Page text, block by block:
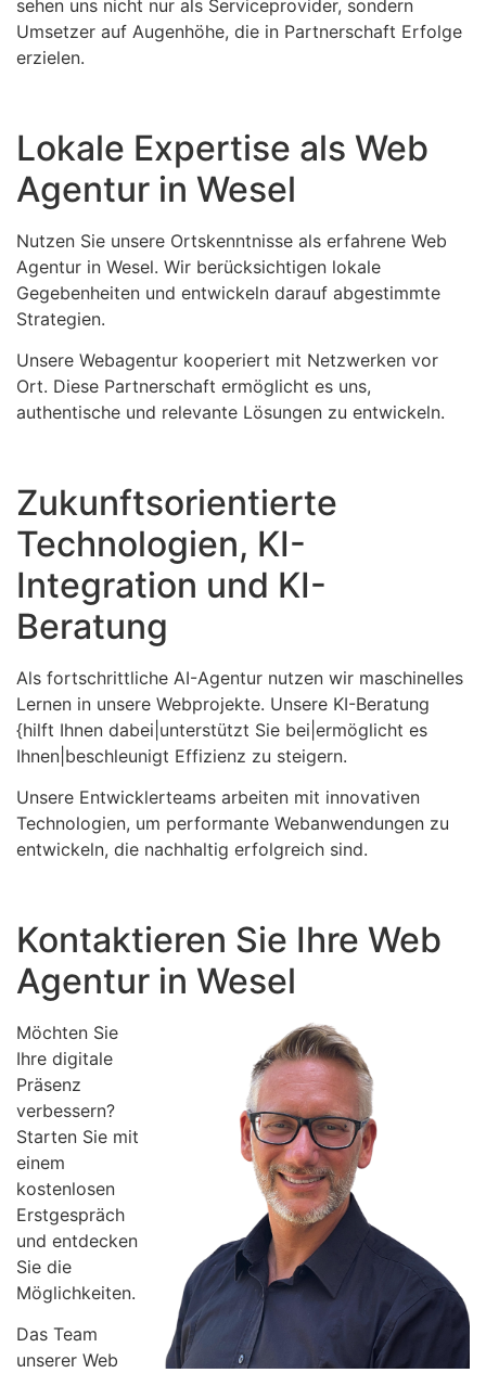
sehen uns nicht nur als Serviceprovider, sondern
Umsetzer auf Augenhöhe, die in Partnerschaft Erfolge
erzielen.
Lokale Expertise als Web
Agentur in Wesel
Nutzen Sie unsere Ortskenntnisse als erfahrene Web
Agentur in Wesel. Wir berücksichtigen lokale
Gegebenheiten und entwickeln darauf abgestimmte
Strategien.
Unsere Webagentur kooperiert mit Netzwerken vor
Ort. Diese Partnerschaft ermöglicht es uns,
authentische und relevante Lösungen zu entwickeln.
Zukunftsorientierte
Technologien, KI-
Integration und KI-
Beratung
Als fortschrittliche AI-Agentur nutzen wir maschinelles
Lernen in unsere Webprojekte. Unsere KI-Beratung
{hilft Ihnen dabei|unterstützt Sie bei|ermöglicht es
Ihnen|beschleunigt Effizienz zu steigern.
Unsere Entwicklerteams arbeiten mit innovativen
Technologien, um performante Webanwendungen zu
entwickeln, die nachhaltig erfolgreich sind.
Kontaktieren Sie Ihre Web
Agentur in Wesel
Möchten Sie
Ihre digitale
Präsenz
verbessern?
Starten Sie mit
einem
kostenlosen
Erstgespräch
und entdecken
Sie die
Möglichkeiten.
Das Team
unserer Web